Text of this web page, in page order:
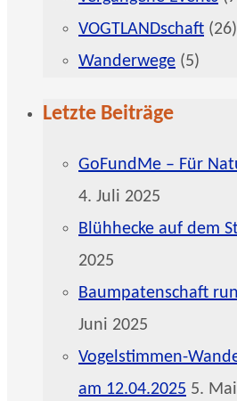
VOGTLANDschaft (26)
Wanderwege (5)
Letzte Beiträge
GoFundMe – Für
4. Juli 2025
Blühhecke auf dem
2025
Baumpatenschaft
Juni 2025
Vogelstimmen-
am 12.04.2025 5.